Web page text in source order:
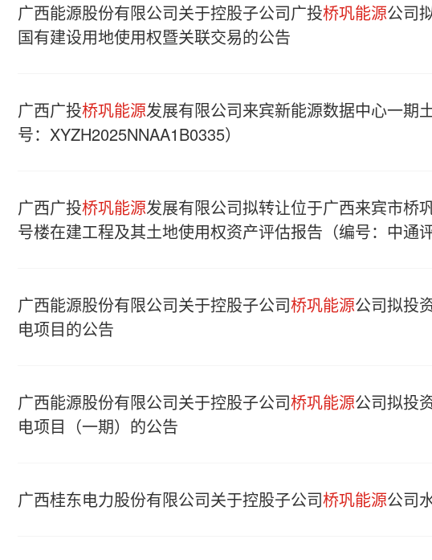
广西能源股份有限公司关于控股子公司广投桥巩能源公司
国有建设用地使用权暨关联交易的公告
广西广投桥巩能源发展有限公司来宾新能源数据中心一期
号：XYZH2025NNAA1B0335）
广西广投桥巩能源发展有限公司拟转让位于广西来宾市桥
号楼在建工程及其土地使用权资产评估报告（编号：中通
广西能源股份有限公司关于控股子公司桥巩能源公司拟投
电项目的公告
广西能源股份有限公司关于控股子公司桥巩能源公司拟投
电项目（一期）的公告
广西桂东电力股份有限公司关于控股子公司桥巩能源公司